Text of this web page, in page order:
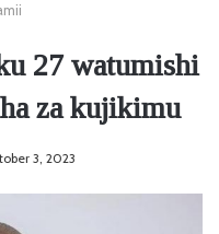
27 watumishi
za kujikimu
3, 2023